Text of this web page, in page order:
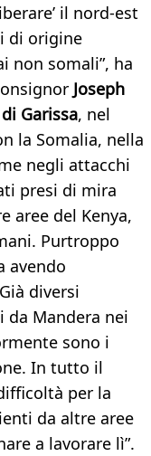
il nord-est
di origine
non somali”, ha
Joseph
Garissa, nel
la Somalia, nella
negli attacchi
presi di mira
aree del Kenya,
Purtroppo
avendo
diversi
Mandera nei
sono i
In tutto il
per la
da altre aree
a lavorare lì”.